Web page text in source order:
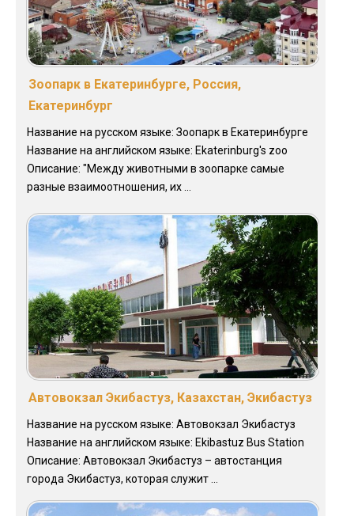
Зоопарк в Екатеринбурге, Россия,
Екатеринбург
Название на русском языке: Зоопарк в Екатеринбурге
Название на английском языке: Ekaterinburg's zoo
Описание: "Между животными в зоопарке самые
разные взаимоотношения, их ...
Автовокзал Экибастуз, Казахстан, Экибастуз
Название на русском языке: Автовокзал Экибастуз
Название на английском языке: Ekibastuz Bus Station
Описание: Автовокзал Экибастуз – автостанция
города Экибастуз, которая служит ...